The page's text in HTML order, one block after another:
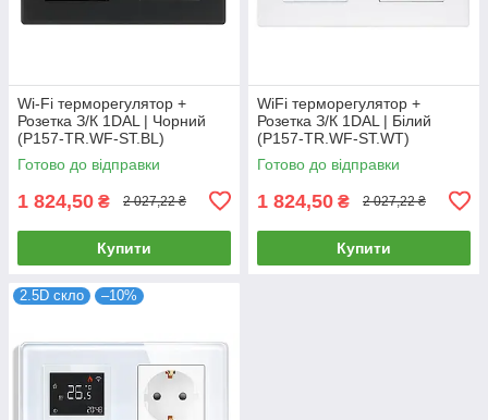
Wi-Fi терморегулятор +
Розетка З/К 1DAL | Чорний
(P157-TR.WF-ST.BL)
Готово до відправки
1 824,50 ₴ 2 027,22 ₴
Купити
WiFi терморегулятор +
Розетка З/К 1DAL | Білий
(P157-TR.WF-ST.WT)
Готово до відправки
1 824,50 ₴ 2 027,22 ₴
Купити
2.5D скло –10%